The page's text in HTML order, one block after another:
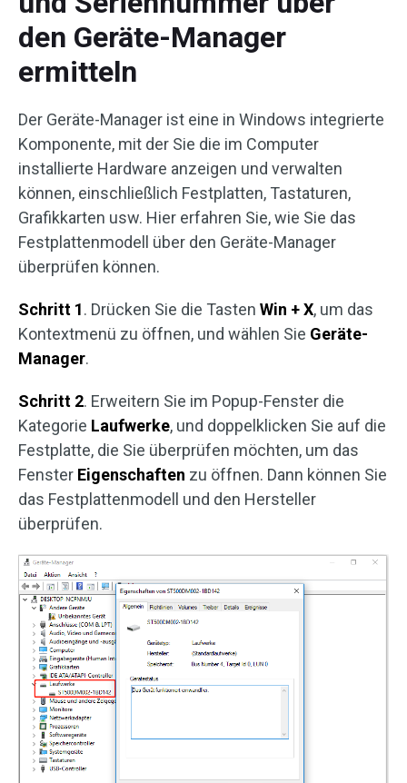
den Geräte-Manager
ermitteln
Der Geräte-Manager ist eine in Windows integrierte
Komponente, mit der Sie die im Computer
installierte Hardware anzeigen und verwalten
können, einschließlich Festplatten, Tastaturen,
Grafikkarten usw. Hier erfahren Sie, wie Sie das
Festplattenmodell über den Geräte-Manager
überprüfen können.
Schritt 1. Drücken Sie die Tasten Win + X, um das
Kontextmenü zu öffnen, und wählen Sie Geräte-
Manager.
Schritt 2. Erweitern Sie im Popup-Fenster die
Kategorie Laufwerke, und doppelklicken Sie auf die
Festplatte, die Sie überprüfen möchten, um das
Fenster Eigenschaften zu öffnen. Dann können Sie
das Festplattenmodell und den Hersteller
überprüfen.